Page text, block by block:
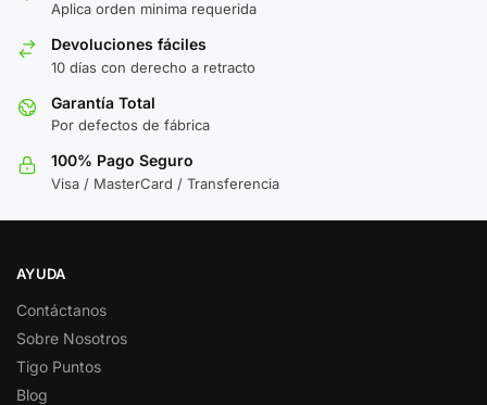
Aplica orden minima requerida
Devoluciones fáciles
10 días con derecho a retracto
Garantía Total
Por defectos de fábrica
100% Pago Seguro
Visa / MasterCard / Transferencia
AYUDA
Contáctanos
Sobre Nosotros
Tigo Puntos
Blog